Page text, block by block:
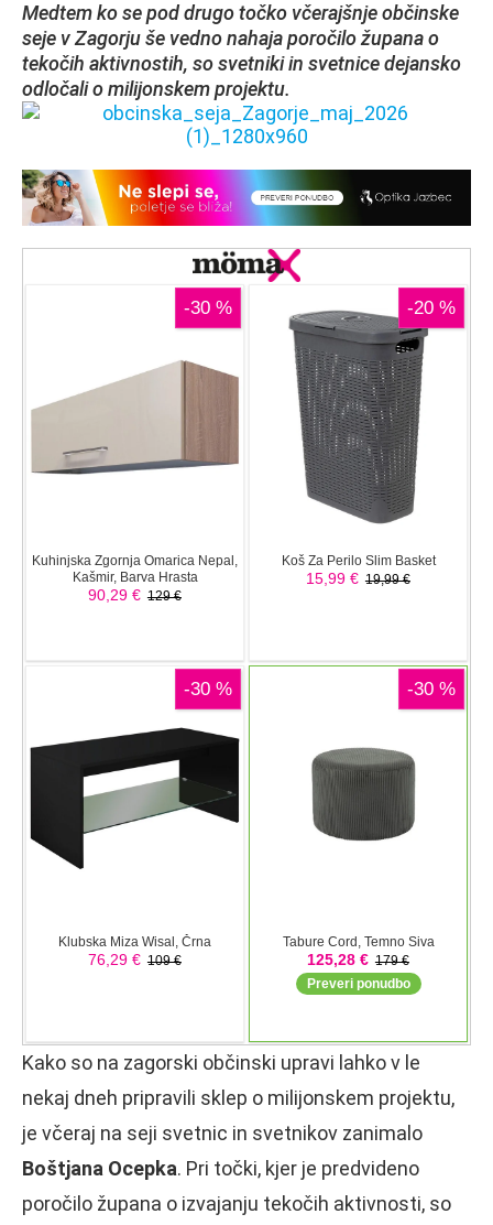
Medtem ko se pod drugo točko včerajšnje občinske
seje v Zagorju še vedno nahaja poročilo župana o
tekočih aktivnostih, so svetniki in svetnice dejansko
odločali o milijonskem projektu.
Kako so na zagorski občinski upravi lahko v le
nekaj dneh pripravili sklep o milijonskem projektu,
je včeraj na seji svetnic in svetnikov zanimalo
Boštjana Ocepka. Pri točki, kjer je predvideno
poročilo župana o izvajanju tekočih aktivnosti, so